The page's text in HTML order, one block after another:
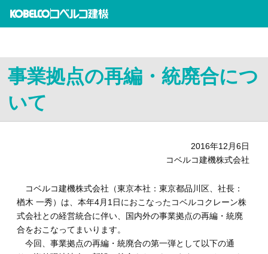
事業拠点の再編・統廃合につ
いて
2016年12月6日
コベルコ建機株式会社
コベルコ建機株式会社（東京本社：東京都品川区、社長：
楢木 一秀）は、本年4月1日におこなったコベルコクレーン株
式会社との経営統合に伴い、国内外の事業拠点の再編・統廃
合をおこなってまいります。
今回、事業拠点の再編・統廃合の第一弾として以下の通